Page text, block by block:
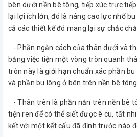
bên dưới nền bê tông, tiếp xúc trực
lại lợi ích lớn, đó là nâng cao lực nhổ
cả các thiết kế đó mang lại sự chắc
- Phần ngăn cách của thân dưới và
bằng việc tiện một vòng tròn quanh
tròn này là giới hạn chuẩn xác phần
và phần bu lông ở bên trên nền bê tông.
- Thân trên là phần nằn trên nền bê
tiện ren để có thể siết được ê cu, tất
kết với một kết cấu đã định trước nào